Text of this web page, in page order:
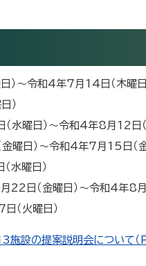
）～令和4年7月14日（木曜日
）
水曜日）～令和4年8月12日（
曜日）～令和4年7月15日（金
水曜日）
22日（金曜日）～令和4年8月
（火曜日）
施設の提案説明会について